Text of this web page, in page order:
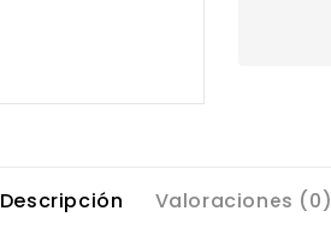
Descripción Valoraciones (0)